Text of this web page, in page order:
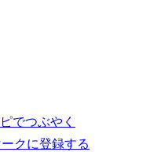
でつぶやく
クに登録する